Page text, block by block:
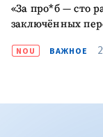
«За про*б — сто
заключённых
NOU ВАЖНОЕ